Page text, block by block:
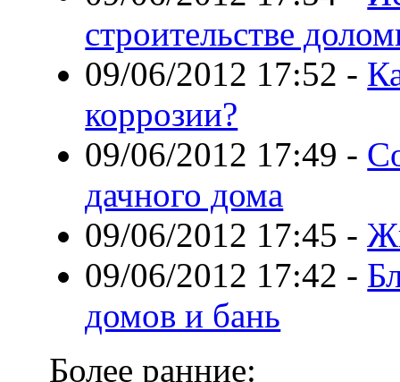
строительстве
09/06/2012 17:52 -
коррозии?
09/06/2012 17:49 -
дачного дома
09/06/2012 17:45 -
09/06/2012 17:42 -
домов и бань
Более ранние: